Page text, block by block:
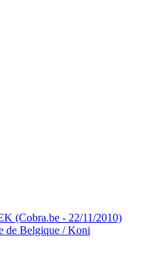
(Cobra.be - 22/11/2010)
de Belgique / Koni